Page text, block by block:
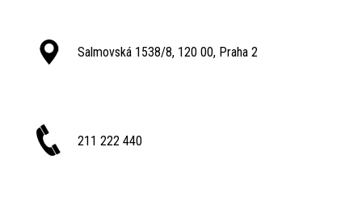
Salmovská 1538/8, 120 00, Praha 2
211 222 440